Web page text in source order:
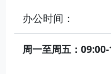
办公时间：
周一至周五：